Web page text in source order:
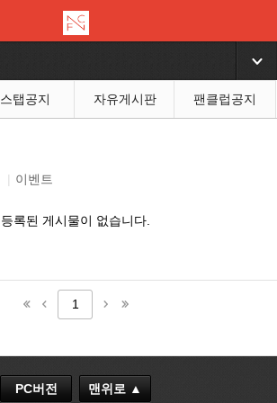
▼
스탭공지 자유게시판 팬클럽공지
| 이벤트
등록된 게시물이 없습니다.
1
PC버전 맨위로 ▲